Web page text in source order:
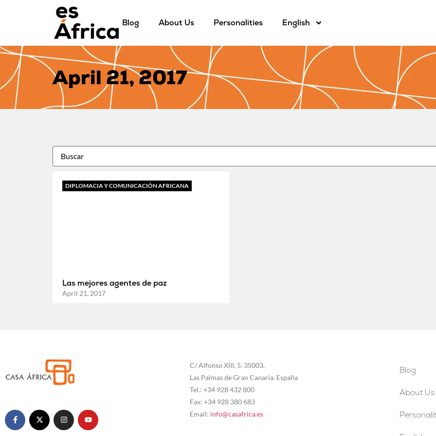
Blog About Us Personalities English
April 21, 2017
DIPLOMACIA Y COMUNICACIÓN AFRICANA
Las mejores agentes de paz
April 21, 2017
C/ Alfonso XIII, 5. 35003.
Las Palmas de Gran Canaria. España
Tel.: +34 928 432 800
Fax: +34 928 380 683
Email: info@casafrica.es
Blog
About Us